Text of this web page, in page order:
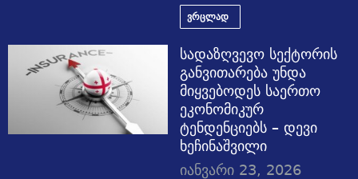
ვრცლად
სადაზღვევო სექტორის
განვითარება უნდა
მიყვებოდეს საერთო
ეკონომიკურ
ტენდენციებს – დევი
ხეჩინაშვილი
იანვარი 23, 2026